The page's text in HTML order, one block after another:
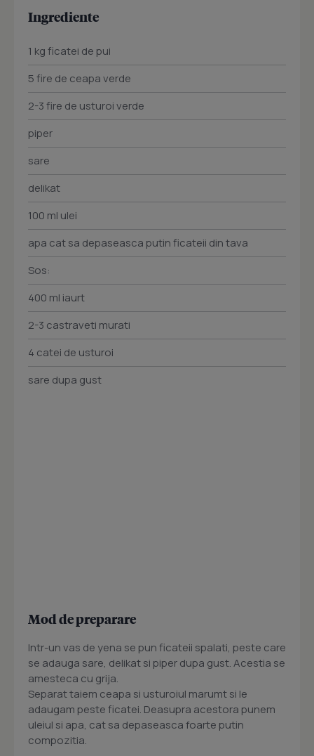
Ingrediente
1 kg ficatei de pui
5 fire de ceapa verde
2-3 fire de usturoi verde
piper
sare
delikat
100 ml ulei
apa cat sa depaseasca putin ficateii din tava
Sos:
400 ml iaurt
2-3 castraveti murati
4 catei de usturoi
sare dupa gust
Mod de preparare
Intr-un vas de yena se pun ficateii spalati, peste care
se adauga sare, delikat si piper dupa gust. Acestia se
amesteca cu grija.
Separat taiem ceapa si usturoiul marumt si le
adaugam peste ficatei. Deasupra acestora punem
uleiul si apa, cat sa depaseasca foarte putin
compozitia.